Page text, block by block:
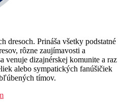
dresoch. Prináša všetky podstatné
rôzne zaujímavosti a
venuje dizajnérskej komunite a raz
alebo sympatických fanúšičiek
tímov.